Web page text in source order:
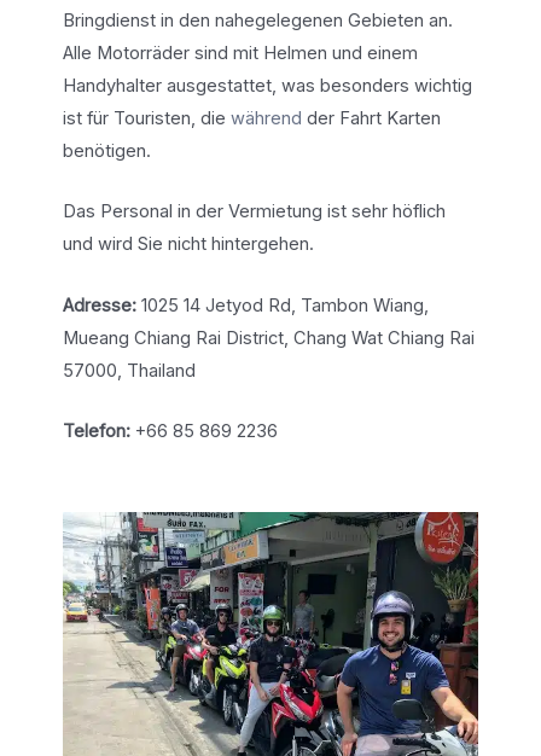
Bringdienst in den nahegelegenen Gebieten an.
Alle Motorräder sind mit Helmen und einem
Handyhalter ausgestattet, was besonders wichtig
ist für Touristen, die während der Fahrt Karten
benötigen.
Das Personal in der Vermietung ist sehr höflich
und wird Sie nicht hintergehen.
Adresse:1025 14 Jetyod Rd, Tambon Wiang,
Mueang Chiang Rai District, Chang Wat Chiang Rai
57000, Thailand
Telefon:+66 85 869 2236